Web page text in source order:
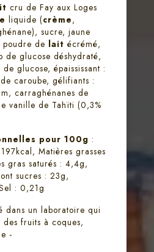
cru de Fay aux Loges
liquide (crème,
sucre, jaune
poudre de lait écrémé,
de glucose déshydraté,
glucose, épaississant :
caroube, gélifiants :
carraghénanes de
vanille de Tahïti (0,3%
pour 100g :
Matières grasses
gras saturés : 4,4g,
sucres : 23g,
: 0,21g
dans un laboratoire qui
fruits à coques,
-